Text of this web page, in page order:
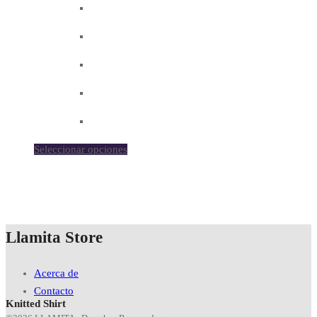
Seleccionar opciones
Knitted Shirt
Llamita Store
Acerca de
Contacto